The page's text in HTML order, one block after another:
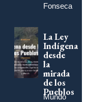
Fonseca
La Ley
Indígena
desde
la
mirada
de los
Pueblos
Mundo